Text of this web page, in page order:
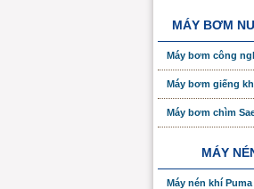
MÁY BƠM
Máy bơm công
Máy bơm giếng
Máy bơm chìm
MÁY
Máy nén khí Puma